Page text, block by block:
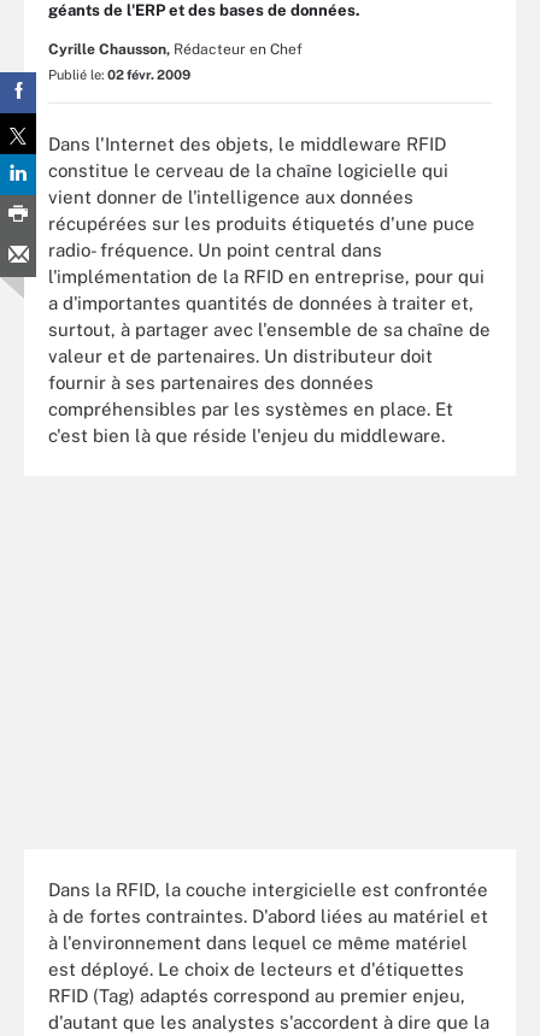
géants de l'ERP et des bases de données.
Cyrille Chausson, Rédacteur en Chef
Publié le: 02 févr. 2009
Dans l'Internet des objets, le middleware RFID
constitue le cerveau de la chaîne logicielle qui
vient donner de l'intelligence aux données
récupérées sur les produits étiquetés d'une puce
radio- fréquence. Un point central dans
l'implémentation de la RFID en entreprise, pour qui
a d'importantes quantités de données à traiter et,
surtout, à partager avec l'ensemble de sa chaîne de
valeur et de partenaires. Un distributeur doit
fournir à ses partenaires des données
compréhensibles par les systèmes en place. Et
c'est bien là que réside l'enjeu du middleware.
Dans la RFID, la couche intergicielle est confrontée
à de fortes contraintes. D'abord liées au matériel et
à l'environnement dans lequel ce même matériel
est déployé. Le choix de lecteurs et d'étiquettes
RFID (Tag) adaptés correspond au premier enjeu,
d'autant que les analystes s'accordent à dire que la